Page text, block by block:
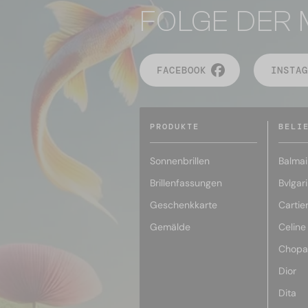
FOLGE DER
FACEBOOK
PRODUKTE
Sonnenbrillen
Brillenfassungen
Geschenkkarte
Gemälde
Bvlgari
Cartier
Celine
Dior
Dita